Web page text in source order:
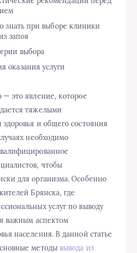
знать при выборе клиники
запоя
выбора
оказания услуги
— это явление, которое
тяжелыми
и общего состояния
необходимо
чтобы
для организма. Особенно
Брянска, где
услуг по выводу
важным аспектом
населения. В данной статье
методы вывода из